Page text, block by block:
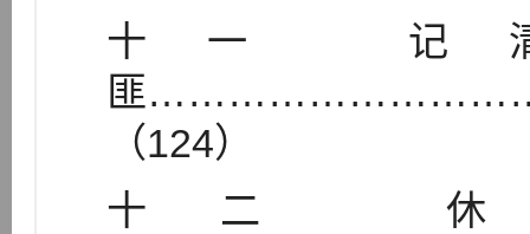
十一 记
匪
（124）
十二 休